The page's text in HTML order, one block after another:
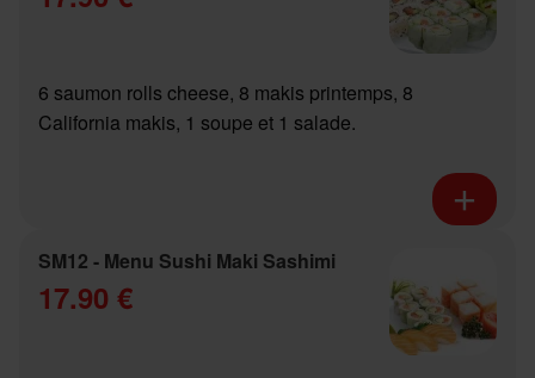
6 saumon rolls cheese, 8 makis printemps, 8
California makis, 1 soupe et 1 salade.
SM12 - Menu Sushi Maki Sashimi
17.90 €